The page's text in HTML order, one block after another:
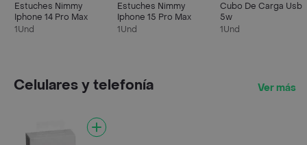
Estuches Nimmy
Iphone 14 Pro Max
1Und
Estuches Nimmy
Iphone 15 Pro Max
1Und
Cubo De Carga Usb
5w
1Und
Celulares y telefonía Ver más